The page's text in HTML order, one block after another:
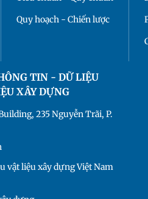
Quy hoạch - Chiến lược
TIN - DỮ LIỆU
XÂY DỰNG
235 Nguyễn Trãi, P.
vật liệu xây dựng Việt Nam